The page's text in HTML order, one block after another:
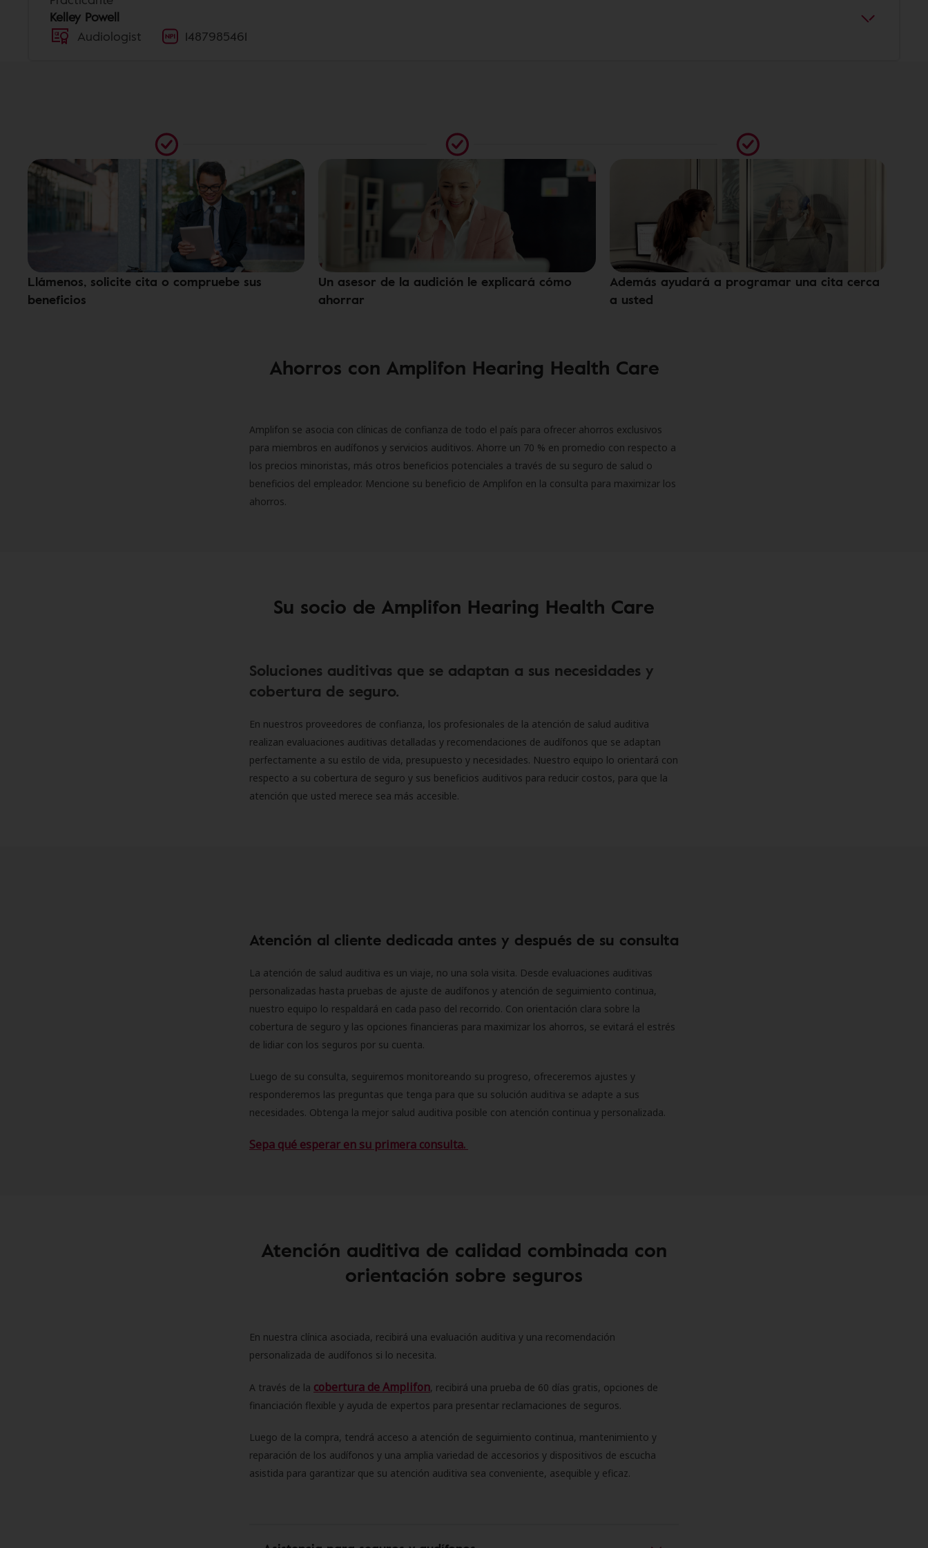
Kelley Powell
Audiologist
1487985461
Llámenos, solicite cita o compruebe sus
beneficios
Un asesor de la audición le explicará cómo
ahorrar
Además ayudará a programar una cita cerca
a usted
Ahorros con Amplifon Hearing Health Care
Amplifon se asocia con clínicas de confianza de todo el país para ofrecer ahorros exclusivos
para miembros en audífonos y servicios auditivos. Ahorre un 70 % en promedio con respecto a
los precios minoristas, más otros beneficios potenciales a través de su seguro de salud o
beneficios del empleador. Mencione su beneficio de Amplifon en la consulta para maximizar los
ahorros.
Su socio de Amplifon Hearing Health Care
Soluciones auditivas que se adaptan a sus necesidades y
cobertura de seguro.
En nuestros proveedores de confianza, los profesionales de la atención de salud auditiva
realizan evaluaciones auditivas detalladas y recomendaciones de audífonos que se adaptan
perfectamente a su estilo de vida, presupuesto y necesidades. Nuestro equipo lo orientará con
respecto a su cobertura de seguro y sus beneficios auditivos para reducir costos, para que la
atención que usted merece sea más accesible.
Atención al cliente dedicada antes y después de su consulta
La atención de salud auditiva es un viaje, no una sola visita. Desde evaluaciones auditivas
personalizadas hasta pruebas de ajuste de audífonos y atención de seguimiento continua,
nuestro equipo lo respaldará en cada paso del recorrido. Con orientación clara sobre la
cobertura de seguro y las opciones financieras para maximizar los ahorros, se evitará el estrés
de lidiar con los seguros por su cuenta.
Luego de su consulta, seguiremos monitoreando su progreso, ofreceremos ajustes y
responderemos las preguntas que tenga para que su solución auditiva se adapte a sus
necesidades. Obtenga la mejor salud auditiva posible con atención continua y personalizada.
Sepa qué esperar en su primera consulta.
Atención auditiva de calidad combinada con
orientación sobre seguros
En nuestra clínica asociada, recibirá una evaluación auditiva y una recomendación
personalizada de audífonos si lo necesita.
A través de la cobertura de Amplifon, recibirá una prueba de 60 días gratis, opciones de
financiación flexible y ayuda de expertos para presentar reclamaciones de seguros.
Luego de la compra, tendrá acceso a atención de seguimiento continua, mantenimiento y
reparación de los audífonos y una amplia variedad de accesorios y dispositivos de escucha
asistida para garantizar que su atención auditiva sea conveniente, asequible y eficaz.